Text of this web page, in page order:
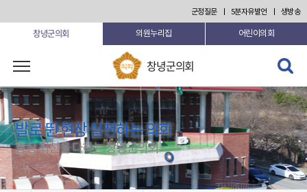
창녕군의회 의원누리집 어린이의회
군정질문 5분자유발언 생방송
창녕군의회
검색 열
기
발로 뛴 현장 실천하는 의회
항상 최선을 다하는 창녕군의회